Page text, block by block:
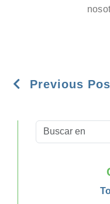
Previous